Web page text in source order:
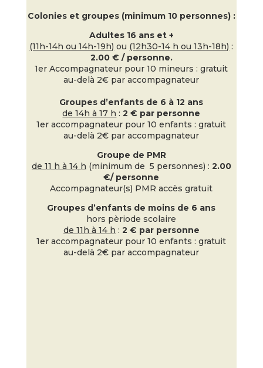
Colonies et groupes (minimum 10 personnes) :
Adultes 16 ans et +
(11h-14h ou 14h-19h) ou (12h30-14 h ou 13h-18h) :
2.00 € / personne.
1er Accompagnateur pour 10 mineurs : gratuit
au-delà 2€ par accompagnateur
Groupes d’enfants de 6 à 12 ans
de 14h à 17 h :2 € par personne
1er accompagnateur pour 10 enfants : gratuit
au-delà 2€ par accompagnateur
Groupe de PMR
de 11 h à 14 h (minimum de 5 personnes) : 2.00
€/ personne
Accompagnateur(s) PMR accès gratuit
Groupes d’enfants de moins de 6 ans
hors pèriode scolaire
de 11h à 14 h : 2 € par personne
1er accompagnateur pour 10 enfants : gratuit
au-delà 2€ par accompagnateur